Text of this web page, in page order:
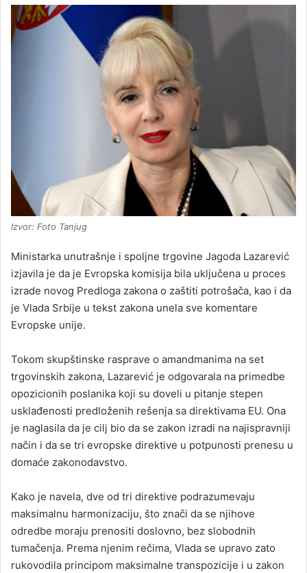
Izvor: Foto Tanjug
Ministarka unutrašnje i spoljne trgovine Jagoda Lazarević
izjavila je da je Evropska komisija bila uključena u proces
izrade novog Predloga zakona o zaštiti potrošača, kao i da
je Vlada Srbije u tekst zakona unela sve komentare
Evropske unije.
Tokom skupštinske rasprave o amandmanima na set
trgovinskih zakona, Lazarević je odgovarala na primedbe
opozicionih poslanika koji su doveli u pitanje stepen
usklađenosti predloženih rešenja sa direktivama EU. Ona
je naglasila da je cilj bio da se zakon izradi na najispravniji
način i da se tri evropske direktive u potpunosti prenesu u
domaće zakonodavstvo.
Kako je navela, dve od tri direktive podrazumevaju
maksimalnu harmonizaciju, što znači da se njihove
odredbe moraju prenositi doslovno, bez slobodnih
tumačenja. Prema njenim rečima, Vlada se upravo zato
rukovodila principom maksimalne transpozicije i u zakon